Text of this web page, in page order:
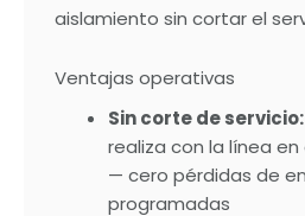
aislamiento sin cortar el
Ventajas operativas
Sin corte de servicio:
realiza con la línea
— cero pérdidas de
programadas